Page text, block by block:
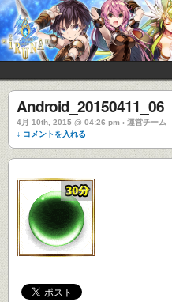
Android_20150411_06
4月 10th, 2015 @ 04:26 pm › 運営チーム
↓ コメントを入れる